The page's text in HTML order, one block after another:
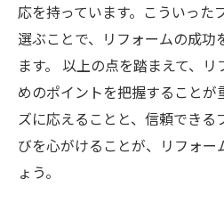
応を持っています。こういった
選ぶことで、リフォームの成功
ます。 以上の点を踏まえて、
めのポイントを把握することが
ズに応えることと、信頼でき
びを心がけることが、リフォー
ょう。